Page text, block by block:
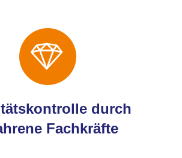
durch
Fachkräfte